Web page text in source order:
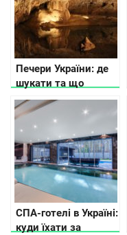
Печери України: де
шукати та що
потрібно знати
СПА-готелі в Україні:
куди їхати за